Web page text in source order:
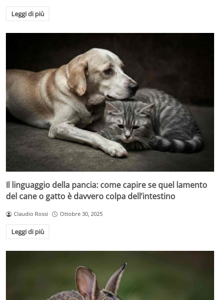
Leggi di più
Il linguaggio della pancia: come capire se quel lamento
del cane o gatto è davvero colpa dell’intestino
Claudio Rossi Ottobre 30, 2025
Leggi di più